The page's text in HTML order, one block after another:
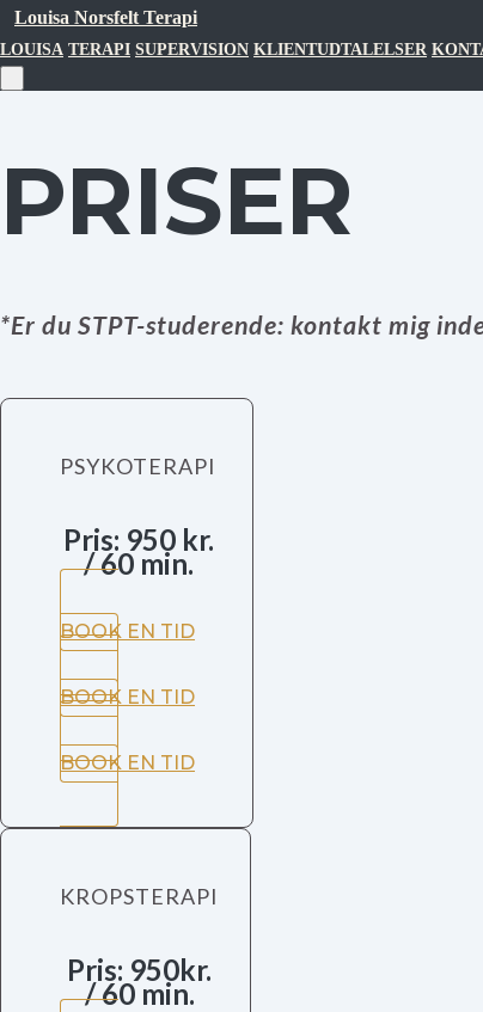
Louisa Norsfelt Terapi
LOUISA TERAPI SUPERVISION KLIENTUDTALELSER
PRISER
*Er du STPT-studerende: kontakt mig
PSYKOTERAPI
Pris: 950 kr.
/ 60 min.
BOOK EN TID
BOOK EN TID
BOOK EN TID
KROPSTERAPI
Pris: 950kr.
/ 60 min.